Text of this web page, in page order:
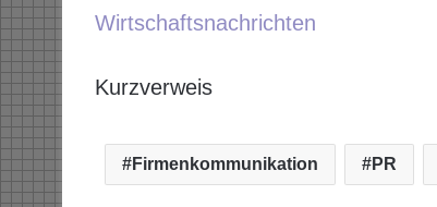
Wirtschaftsnachrichten
Kurzverweis
Firmenkommunikation PR